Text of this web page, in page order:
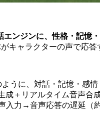
ンジンに、性格・記憶
キャラクターの声で応
ように、対話・記憶・感
成＋リアルタイム音声合
入力→音声応答の遅延（